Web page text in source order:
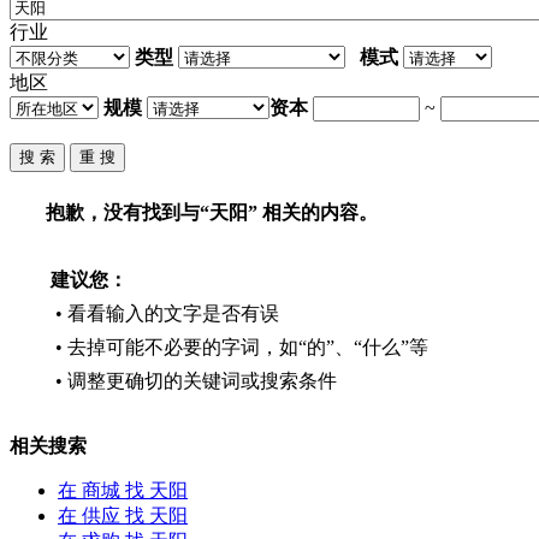
行业
类型
模式
地区
规模
资本 ~
抱歉，没有找到与“天阳” 相关的内容。
建议您：
• 看看输入的文字是否有误
• 去掉可能不必要的字词，如“的”、“什么”等
• 调整更确切的关键词或搜索条件
相关搜索
在 商城 找 天阳
在 供应 找 天阳